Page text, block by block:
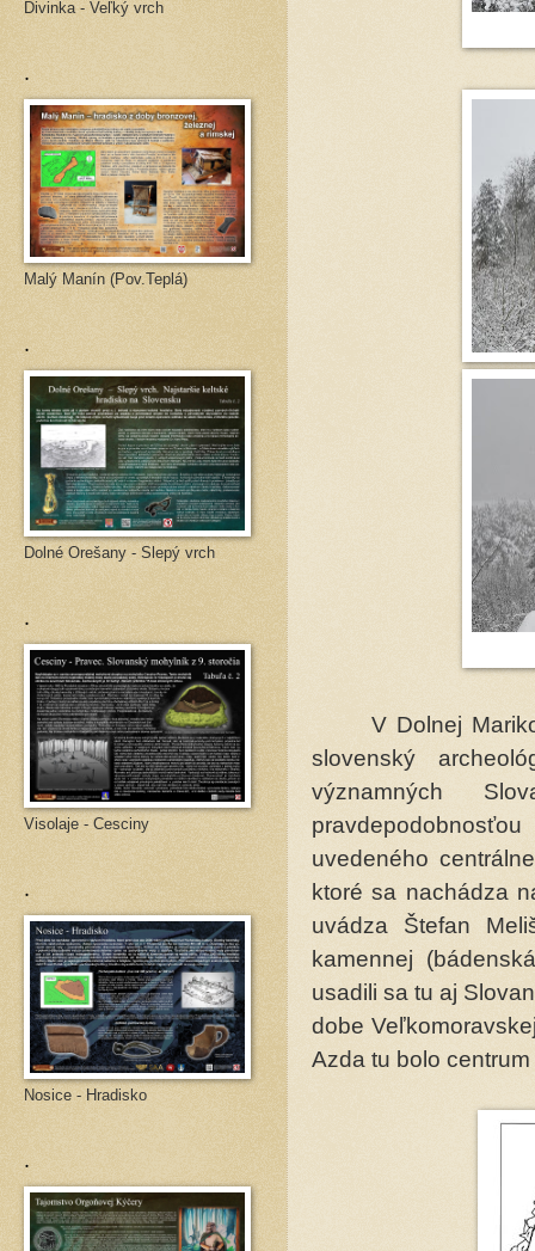
V Dolnej
slovenský
významných
uvedeného
ktoré sa nachádza
uvádza Štefan
kamennej
usadili sa tu aj
dobe
Azda tu bolo
Divinka - Veľký vrch
.
Malý Manín (Pov.Teplá)
.
Dolné Orešany - Slepý vrch
.
Visolaje - Cesciny
.
Nosice - Hradisko
.